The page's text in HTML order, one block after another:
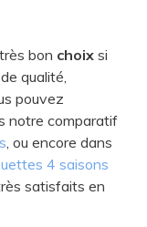
bon choix si
qualité,
pouvez
notre comparatif
, ou encore dans
4 saisons
satisfaits en